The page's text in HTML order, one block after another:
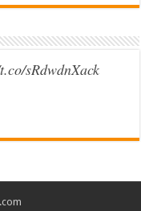
sRdwdnXack